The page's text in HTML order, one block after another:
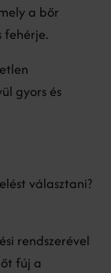
a bőr
fehérje.
gyors és
választani?
rendszerével
fúj a